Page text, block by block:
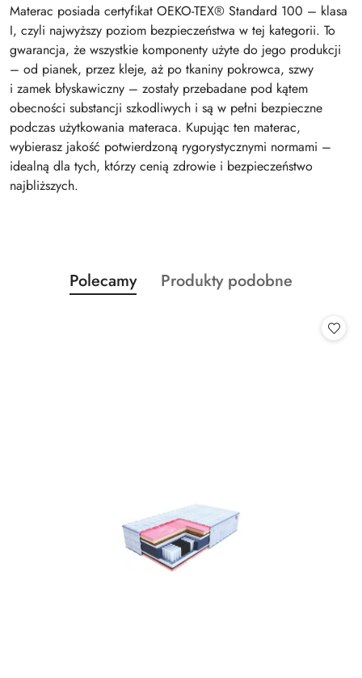
Materac posiada certyfikat OEKO-TEX® Standard 100 – klasa
I, czyli najwyższy poziom bezpieczeństwa w tej kategorii. To
gwarancja, że wszystkie komponenty użyte do jego produkcji
– od pianek, przez kleje, aż po tkaniny pokrowca, szwy
i zamek błyskawiczny – zostały przebadane pod kątem
obecności substancji szkodliwych i są w pełni bezpieczne
podczas użytkowania materaca. Kupując ten materac,
wybierasz jakość potwierdzoną rygorystycznymi normami –
idealną dla tych, którzy cenią zdrowie i bezpieczeństwo
najbliższych.
Pomiń karuzelę produktów
Produkty
o
Polecamy
Produkty
Produkty podobne